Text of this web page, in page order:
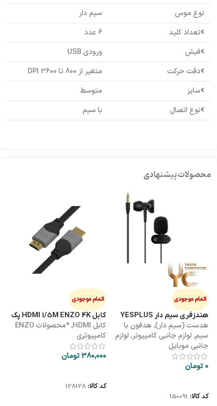
نوع موس
سیم دار
تعداد کلید
6 عدد
فیش
ورودی USB
دقت حرکت
متغیر از 800 تا 3600 DPI
سایز
متوسط
نوع اتصال
با سیم
محصولات پیشنهادی
اتمام موجودی
هندزفری سیم دار YESPLUS
YS-113
هدست (سیم دار), هدفون با
سیم, لوازم جانبی کامپیوتر, لوازم
جانبی موبایل
0 تومان
کد کالا: 150091
اتمام موجودی
کابل HDMI 1/5M ENZO 4K پک
طلقی
کابل HDMI ,
*محصولات ENZO
کامپیوتری
380,000تومان
کد کالا:128128